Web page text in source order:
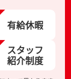
有給休暇
スタッフ
紹介制度